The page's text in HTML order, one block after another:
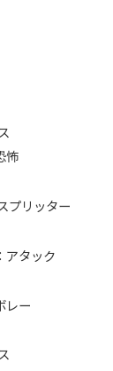
怖
プリッター
アタック
レー